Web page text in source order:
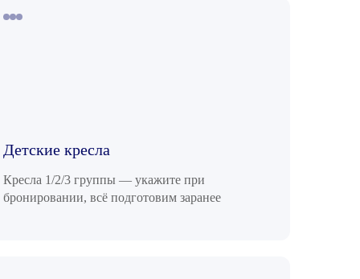
Детские кресла
Кресла 1/2/3 группы — укажите при
бронировании, всё подготовим заранее